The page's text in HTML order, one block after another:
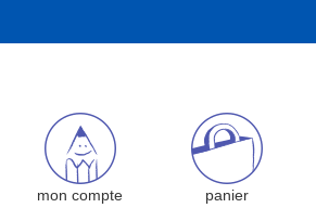
mon compte panier